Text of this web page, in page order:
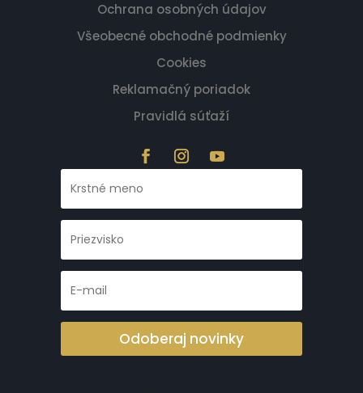
Ochrana osobných údajov
Všeobecné obchodné podmienky
Cookies
Reklamačný poriadok
Pravidlá súťaží
Odoberaj novinky